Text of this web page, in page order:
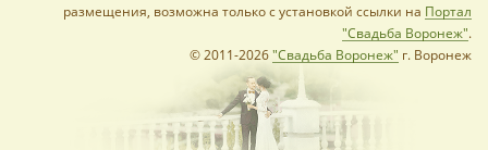
размещения, возможна только с установкой ссылки на Портал
"Свадьба Воронеж".
© 2011-2026"Свадьба Воронеж" г. Воронеж